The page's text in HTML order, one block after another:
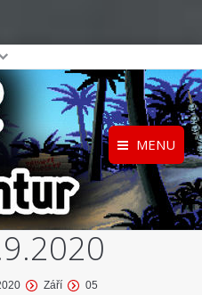
MENU
Září 05